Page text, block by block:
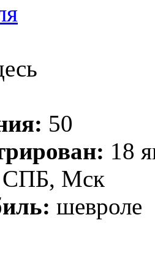
50
18
СПБ, Мск
шевроле